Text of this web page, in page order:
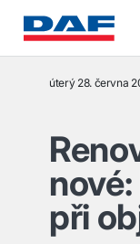
úterý 28. června
při